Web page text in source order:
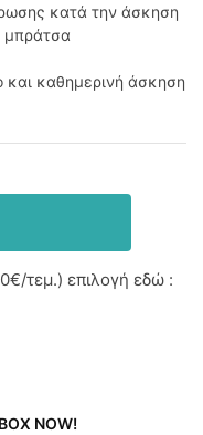
κατά την άσκηση
μπράτσα
και καθημερινή άσκηση
/τεμ.) επιλογή εδώ :
BOX NOW!